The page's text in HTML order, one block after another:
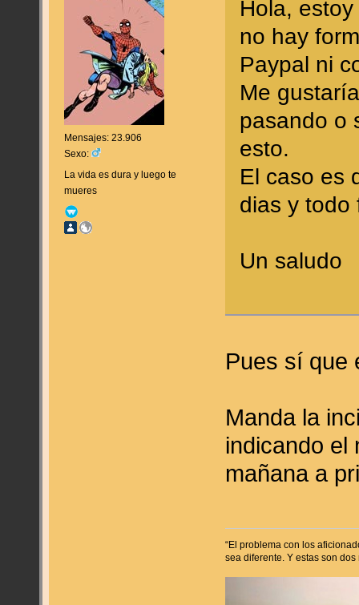
Mensajes: 23.906
Sexo:
La vida es dura y luego te
mueres
Hola,
no hay
Paypal ni
Me
pasando o
esto.
El caso es
dias y todo
Un saludo
Pues sí que
Manda la
indicando el
mañana a
“El problema con los
sea diferente. Y estas son